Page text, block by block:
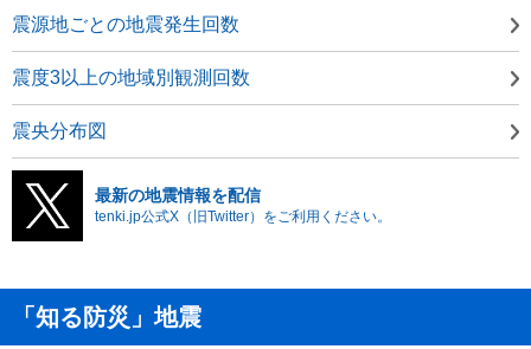
震源地ごとの地震発生回数
震度3以上の地域別観測回数
震央分布図
最新の地震情報を配信
tenki.jp公式X（旧Twitter）をご利用ください。
「知る防災」地震